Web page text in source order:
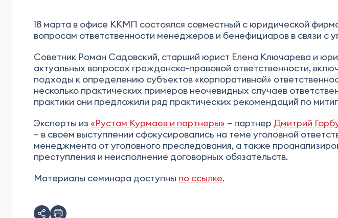
18 марта в офисе ККМП состоялся совместный с юридической
вопросам ответственности менеджеров и бенефициаров в связи с
Советник Роман Садовский, старший юрист Елена Ключарева и
актуальных вопросах гражданско-правовой ответственности,
подходы к определению субъектов «корпоративной»
несколько практических примеров неочевидных случаев
практики они предложили ряд практических рекомендаций по
Эксперты из «Рустам Курмаев и партнеры» – партнер Дмитрий
– в своем выступлении сфокусировались на теме уголовной
менеджмента от уголовного преследования, а также
преступления и неисполнение договорных обязательств.
Материалы семинара доступны по ссылке.